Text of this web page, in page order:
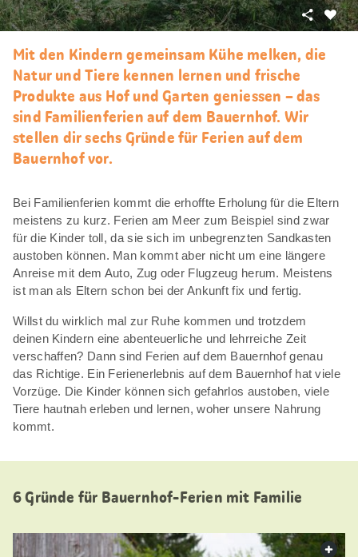
Als
Teilen
Mit den Kindern gemeinsam Kühe melken, die
Natur und Tiere kennen lernen und frische
Produkte aus Hof und Garten geniessen – das
sind Familienferien auf dem Bauernhof. Wir
stellen dir sechs Gründe für Ferien auf dem
Bauernhof vor.
Bei Familienferien kommt die erhoffte Erholung für die Eltern
meistens zu kurz. Ferien am Meer zum Beispiel sind zwar
für die Kinder toll, da sie sich im unbegrenzten Sandkasten
austoben können. Man kommt aber nicht um eine längere
Anreise mit dem Auto, Zug oder Flugzeug herum. Meistens
ist man als Eltern schon bei der Ankunft fix und fertig.
Willst du wirklich mal zur Ruhe kommen und trotzdem
deinen Kindern eine abenteuerliche und lehrreiche Zeit
verschaffen? Dann sind Ferien auf dem Bauernhof genau
das Richtige. Ein Ferienerlebnis auf dem Bauernhof hat viele
Vorzüge. Die Kinder können sich gefahrlos austoben, viele
Tiere hautnah erleben und lernen, woher unsere Nahrung
kommt.
6 Gründe für Bauernhof-Ferien mit Familie